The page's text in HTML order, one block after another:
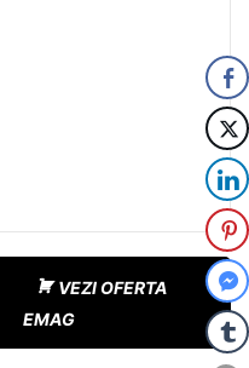
VEZI OFERTA
EMAG